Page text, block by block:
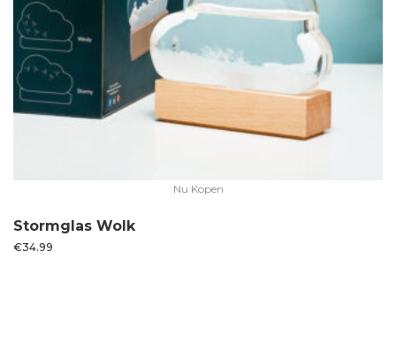
Nu Kopen
Stormglas Wolk
€34.99